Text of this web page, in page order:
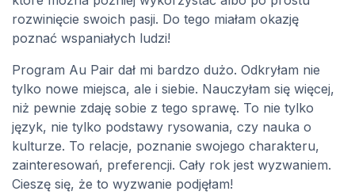
rozwinięcie swoich pasji. Do tego miałam okazję
poznać wspaniałych ludzi!
Program Au Pair dał mi bardzo dużo. Odkryłam nie
tylko nowe miejsca, ale i siebie. Nauczyłam się więcej,
niż pewnie zdaję sobie z tego sprawę. To nie tylko
język, nie tylko podstawy rysowania, czy nauka o
kulturze. To relacje, poznanie swojego charakteru,
zainteresowań, preferencji. Cały rok jest wyzwaniem.
Cieszę się, że to wyzwanie podjęłam!